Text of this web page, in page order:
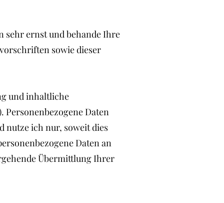
sehr ernst und behande Ihre
sowie dieser
und inhaltliche
Personenbezogene Daten
nutze ich nur, soweit dies
Daten an
Übermittlung Ihrer